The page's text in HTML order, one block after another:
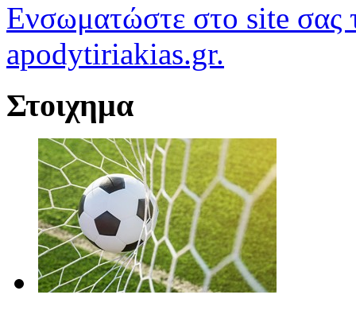
Ενσωματώστε στο site σας
apodytiriakias.gr.
Στοιχημα